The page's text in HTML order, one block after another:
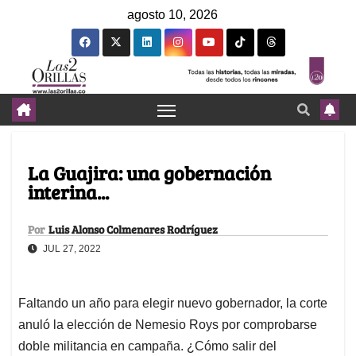
agosto 10, 2026
La Guajira: una gobernación
interina...
Por Luis Alonso Colmenares Rodríguez
JUL 27, 2022
Faltando un año para elegir nuevo gobernador, la corte
anuló la elección de Nemesio Roys por comprobarse
doble militancia en campaña. ¿Cómo salir del